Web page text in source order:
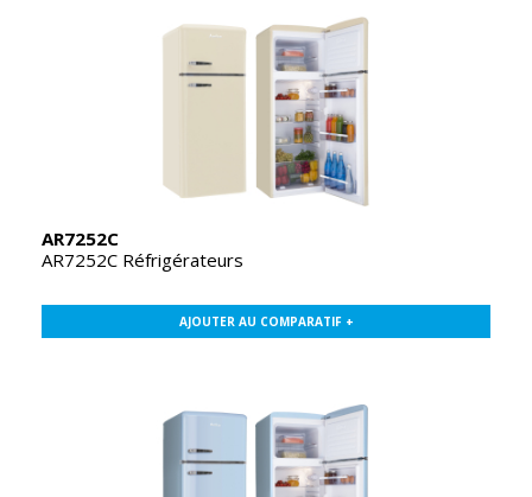
AR7252C
AR7252C Réfrigérateurs
AJOUTER AU COMPARATIF +